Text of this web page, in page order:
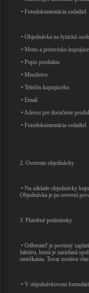
• Fotodokumentácia sedadiel
• Objednávka na fyzickú
• Meno a priezvisko
• Popis produktu
• Množstvo
• Telefón kupujúceho
• Email
• Adresu pre doručenie
• Fotodokumentácia sedadiel
2. Overenie objednávky
• Na základe objednávky
Objednávka je po overení
3. Platobné podmienky
• Odberateľ je povinný
faktúru, ktorá je zasielaná
omeškania. Tovar zostáva
• V objednávkovom